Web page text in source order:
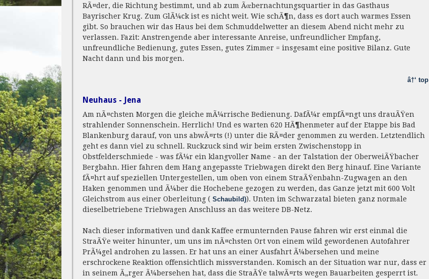
RÃ¤der, die Richtung bestimmt, und ab zum Ãœbernachtungsquartier in das Gasthaus
Bayrischer Krug. Zum GlÃ¼ck ist es nicht weit. Wie schÃ¶n, dass es dort auch warmes Essen
gibt. So brauchen wir das Haus bei dem Schmuddelwetter an diesem Abend nicht mehr zu
verlassen. Fazit: Anstrengende aber interessante Anreise, unfreundlicher Empfang,
unfreundliche Bedienung, gutes Essen, gutes Zimmer = insgesamt eine positive Bilanz. Gute
Nacht dann und bis morgen.
â†‘ top
Neuhaus - Jena
Am nÃ¤chsten Morgen die gleiche mÃ¼rrische Bedienung. DafÃ¼r empfÃ¤ngt uns drauÃŸen
strahlender Sonnenschein. Herrlich! Und es warten 620 HÃ¶henmeter auf der Etappe bis Bad
Blankenburg darauf, von uns abwÃ¤rts (!) unter die RÃ¤der genommen zu werden. Letztendlich
geht es dann viel zu schnell. Ruckzuck sind wir beim ersten Zwischenstopp in
Obstfelderschmiede - was fÃ¼r ein klangvoller Name - an der Talstation der OberweiÃŸbacher
Bergbahn. Hier fahren dem Hang angepasste Triebwagen direkt den Berg hinauf. Eine Variante
fÃ¤hrt auf speziellen Untergestellen, um oben von einem StraÃŸenbahn-Zugwagen an den
Haken genommen und Ã¼ber die Hochebene gezogen zu werden, das Ganze jetzt mit 600 Volt
Gleichstrom aus einer Oberleitung ( Schaubild)). Unten im Schwarzatal bieten ganz normale
dieselbetriebene Triebwagen Anschluss an das weitere DB-Netz.
Nach dieser informativen und dank Kaffee ermunternden Pause fahren wir erst einmal die
StraÃŸe weiter hinunter, um uns im nÃ¤chsten Ort von einem wild gewordenen Autofahrer
PrÃ¼gel androhen zu lassen. Er hat uns an einer Ausfahrt Ã¼bersehen und meine
erschrockene Reaktion offensichtlich missverstanden. Komisch an der Situation war nur, dass er
in seinem Ã„rger Ã¼bersehen hat, dass die StraÃŸe talwÃ¤rts wegen Bauarbeiten gesperrt ist.